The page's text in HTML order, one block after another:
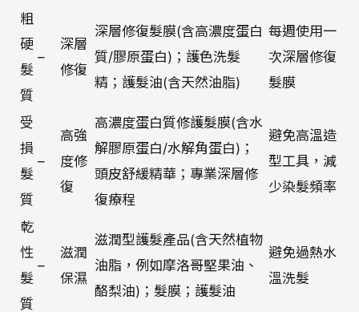
粗
硬
髮
質
–
深層
修復
深層修復髮膜(含高濃度蛋白
質/膠原蛋白)；護色洗髮
精；護髮油(含天然油脂)
每週使用一
次深層修復
髮膜
受
損
髮
質
–
高強
度修
復
高濃度蛋白質修護髮膜(含水
解膠原蛋白/水解角蛋白)；
頭皮舒緩精華；專業深層修
復療程
避免高溫造
型工具，減
少染髮頻率
乾
性
髮
質
–
滋潤
保濕
滋潤型護髮產品(含天然植物
油脂，例如摩洛哥堅果油、
酪梨油)；髮膜；護髮油
避免過熱水
溫洗髮